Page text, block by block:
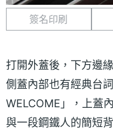
簽名印刷
打開外蓋後，下方邊
側蓋內部也有經典台
WELCOME」，上蓋
與一段鋼鐵人的簡短